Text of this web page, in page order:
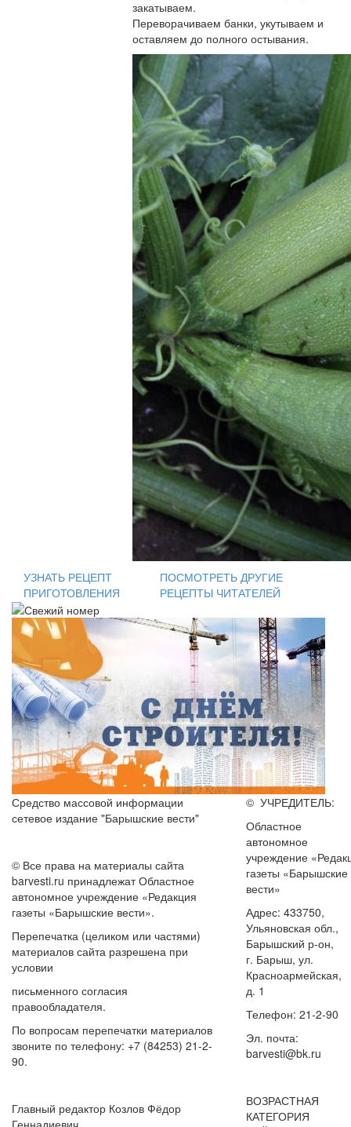
закатываем.
Переворачиваем банки, укутываем и
оставляем до полного остывания.
УЗНАТЬ РЕЦЕПТ
ПРИГОТОВЛЕНИЯ
ПОСМОТРЕТЬ ДРУГИЕ
РЕЦЕПТЫ ЧИТАТЕЛЕЙ
Средство массовой информации
сетевое издание "Барышские вести"
© Все права на материалы сайта
barvesti.ru принадлежат Областное
автономное учреждение «Редакция
газеты «Барышские вести».
Перепечатка (целиком или частями)
материалов сайта разрешена при
условии
письменного согласия
правообладателя.
По вопросам перепечатки материалов
звоните по телефону: +7 (84253) 21-2-
90.
Главный редактор Козлов Фёдор
Геннадиевич
© УЧРЕДИТЕЛЬ:
Областное
автономное
учреждение
газеты «Барышские
вести»
Адрес: 433750,
Ульяновская обл.,
Барышский р-он,
г. Барыш, ул.
Красноармейская,
д. 1
Телефон: 21-2-90
Эл. почта:
barvesti@bk.ru
ВОЗРАСТНАЯ
КАТЕГОРИЯ